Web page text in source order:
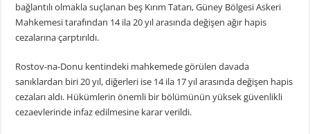
bağlantılı olmakla suçlanan beş Kırım Tatarı, Güney Bölgesi Askeri
Mahkemesi tarafından 14 ila 20 yıl arasında değişen ağır hapis
cezalarına çarptırıldı.
Rostov-na-Donu kentindeki mahkemede görülen davada
sanıklardan biri 20 yıl, diğerleri ise 14 ila 17 yıl arasında değişen hapis
cezaları aldı. Hükümlerin önemli bir bölümünün yüksek güvenlikli
cezaevlerinde infaz edilmesine karar verildi.